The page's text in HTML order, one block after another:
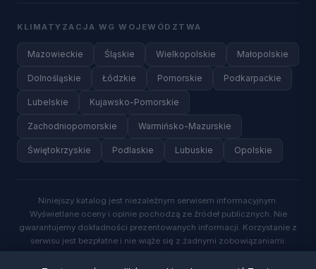
KLIMATYZACJA WG WOJEWÓDZTWA
Mazowieckie Śląskie Wielkopolskie Małopolskie
Dolnośląskie Łódzkie Pomorskie Podkarpackie
Lubelskie Kujawsko-Pomorskie
Zachodniopomorskie Warmińsko-Mazurskie
Świętokrzyskie Podlaskie Lubuskie Opolskie
Niniejszy katalog jest niezależnym serwisem informacyjnym.
Wyświetlane oceny i opinie pochodzą ze źródeł publicznych. Nie
gwarantujemy dokładności prezentowanych informacji. Korzystanie z
serwisu jest bezpłatne i nie wiąże się z żadnymi zobowiązaniami.
Wysyłając zapytanie o wycenę, wyrażasz zgodę na kontakt ze strony